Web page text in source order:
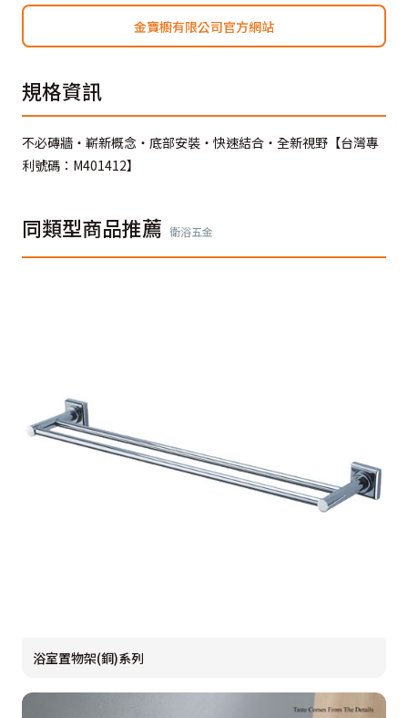
金寶櫥有限公司官方網站
規格資訊
不必磚牆‧嶄新概念‧底部安裝‧快速結合‧全新視野【台灣專
利號碼：M401412】
同類型商品推薦 衛浴五金
浴室置物架(銅)系列